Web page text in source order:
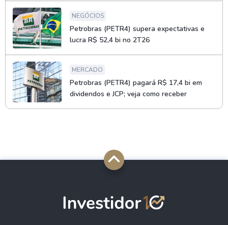
NEGÓCIOS
Petrobras (PETR4) supera expectativas e
lucra R$ 52,4 bi no 2T26
MERCADO
Petrobras (PETR4) pagará R$ 17,4 bi em
dividendos e JCP; veja como receber